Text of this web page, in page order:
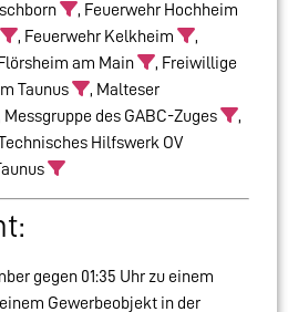
, Feuerwehr Hochheim
, Feuerwehr Kelkheim
,
am Main
, Freiwillige
Taunus
, Malteser
Messgruppe des GABC-Zuges
,
Hilfswerk OV
gegen 01:35 Uhr zu einem
Gewerbeobjekt in der